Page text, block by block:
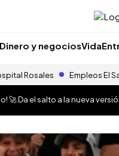
Dinero y negociosVida
Rosales Empleos El
🚀 Da el salto a la nueva